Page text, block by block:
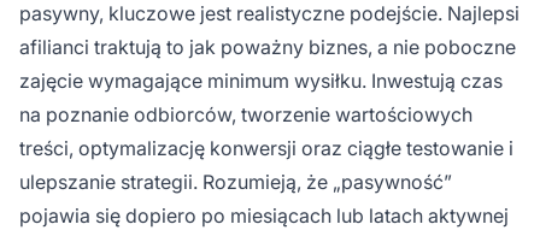
pasywny, kluczowe jest realistyczne podejście. Najlepsi
afilianci traktują to jak poważny biznes, a nie poboczne
zajęcie wymagające minimum wysiłku. Inwestują czas
na poznanie odbiorców, tworzenie wartościowych
treści, optymalizację konwersji oraz ciągłe testowanie i
ulepszanie strategii. Rozumieją, że „pasywność”
pojawia się dopiero po miesiącach lub latach aktywnej